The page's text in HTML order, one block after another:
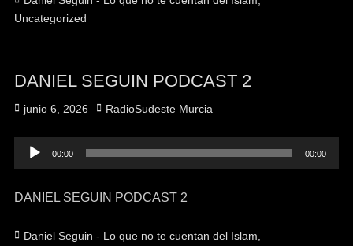
Uncategorized
DANIEL SEGUIN PODCAST 2
Publicado
junio 6, 2026 Autor
RadioSudeste Murcia
Reproductor
de
00:00 00:00
DANIEL SEGUIN PODCAST 2
Categorías
Daniel Seguin - Lo que no te cuentan del Islam